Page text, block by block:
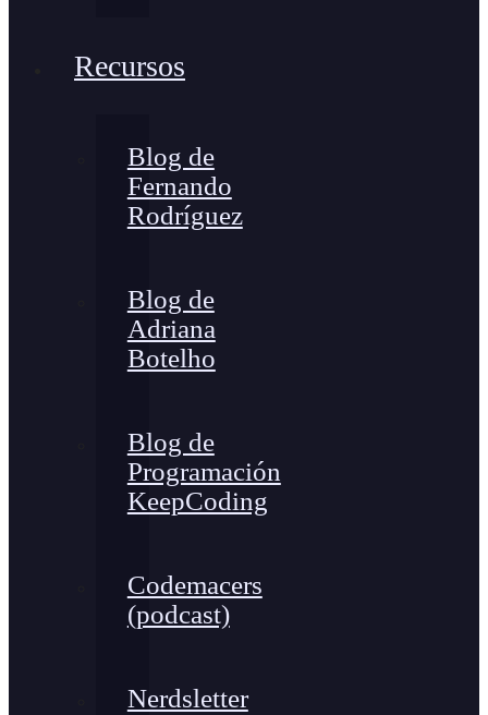
Recursos
Blog de
Fernando
Rodríguez
Blog de
Adriana
Botelho
Blog de
Programación
KeepCoding
Codemacers
(podcast)
Nerdsletter